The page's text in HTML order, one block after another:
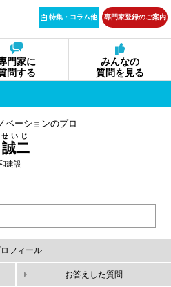
特集・コラム他 専門家登録のご案内
門家に
問する
みんなの
質問を見る
ベーションのプロ
二
いじ
建設
フィール
お答えした質問